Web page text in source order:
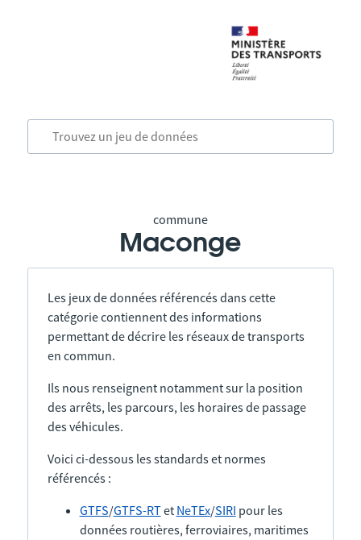
commune
Maconge
Les jeux de données référencés dans cette
catégorie contiennent des informations
permettant de décrire les réseaux de transports
en commun.
Ils nous renseignent notamment sur la position
des arrêts, les parcours, les horaires de passage
des véhicules.
Voici ci-dessous les standards et normes
référencés :
GTFS/GTFS-RTet NeTEx/SIRI pour les
données routières, ferroviaires, maritimes